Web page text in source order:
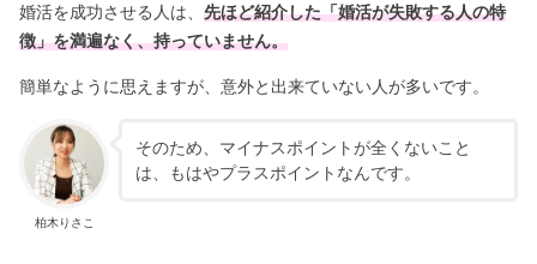
婚活を成功させる人は、先ほど紹介した「婚活が失敗する人の特
徴」を満遍なく、持っていません。
簡単なように思えますが、意外と出来ていない人が多いです。
柏木りさこ
そのため、マイナスポイントが全くないこと
は、もはやプラスポイントなんです。